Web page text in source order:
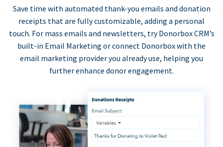
Save time with automated thank-you emails and donation
receipts that are fully customizable, adding a personal
touch. For mass emails and newsletters, try Donorbox CRM’s
built-in Email Marketing or connect Donorbox with the
email marketing provider you already use, helping you
further enhance donor engagement.